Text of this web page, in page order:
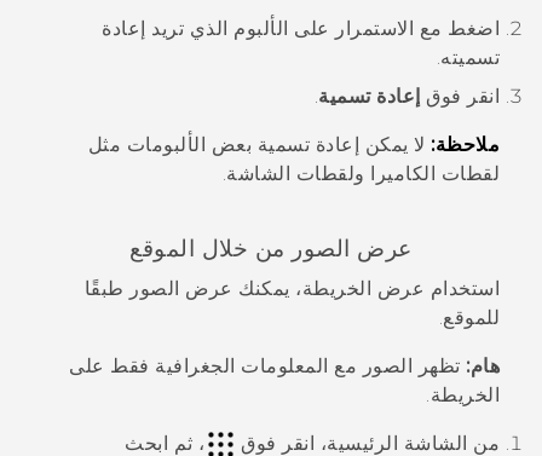
اضغط مع الاستمرار على الألبوم الذي تريد إعادة
تسميته.
انقر فوق إعادة تسمية.
ملاحظة: لا يمكن إعادة تسمية بعض الألبومات مثل
لقطات الكاميرا
ولقطات الشاشة.
عرض الصور من خلال الموقع
استخدام عرض الخريطة، يمكنك عرض الصور طبقًا
للموقع.
هام: تظهر الصور مع المعلومات الجغرافية فقط على
الخريطة.
من الشاشة الرئيسية، انقر فوق
، ثم ابحث